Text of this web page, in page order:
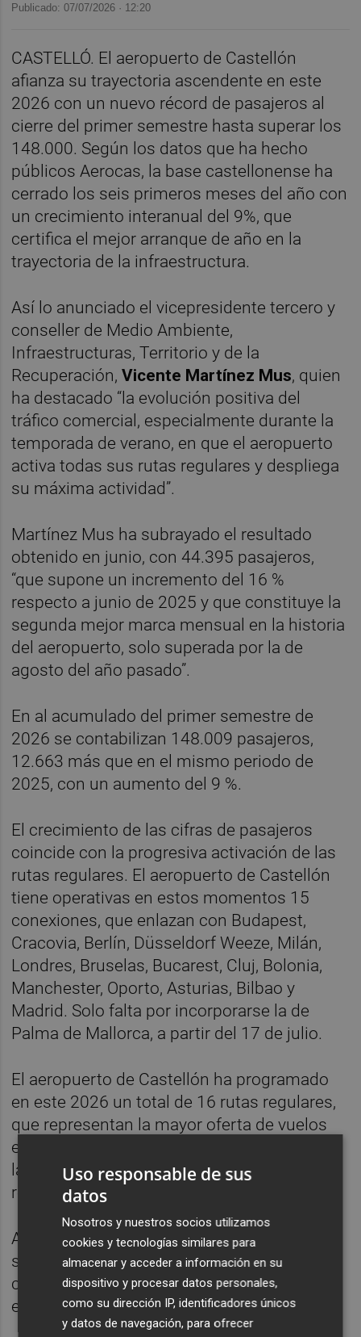
Publicado: 07/07/2026 · 12:20
CASTELLÓ. El aeropuerto de Castellón
afianza su trayectoria ascendente en este
2026 con un nuevo récord de pasajeros al
cierre del primer semestre hasta superar los
148.000. Según los datos que ha hecho
públicos Aerocas, la base castellonense ha
cerrado los seis primeros meses del año con
un crecimiento interanual del 9%, que
certifica el mejor arranque de año en la
trayectoria de la infraestructura.
Así lo anunciado el vicepresidente tercero y
conseller de Medio Ambiente,
Infraestructuras, Territorio y de la
Recuperación,Vicente Martínez Mus, quien
ha destacado “la evolución positiva del
tráfico comercial, especialmente durante la
temporada de verano, en que el aeropuerto
activa todas sus rutas regulares y despliega
su máxima actividad”.
Martínez Mus ha subrayado el resultado
obtenido en junio, con 44.395 pasajeros,
“que supone un incremento del 16 %
respecto a junio de 2025 y que constituye la
segunda mejor marca mensual en la historia
del aeropuerto, solo superada por la de
agosto del año pasado”.
En al acumulado del primer semestre de
2026 se contabilizan 148.009 pasajeros,
12.663 más que en el mismo periodo de
2025, con un aumento del 9 %.
El crecimiento de las cifras de pasajeros
coincide con la progresiva activación de las
rutas regulares. El aeropuerto de Castellón
tiene operativas en estos momentos 15
conexiones, que enlazan con Budapest,
Cracovia, Berlín, Düsseldorf Weeze, Milán,
Londres, Bruselas, Bucarest, Cluj, Bolonia,
Manchester, Oporto, Asturias, Bilbao y
Madrid. Solo falta por incorporarse la de
Palma de Mallorca, a partir del 17 de julio.
El aeropuerto de Castellón ha programado
en este 2026 un total de 16 rutas regulares,
que representan la mayor oferta de vuelos
en la trayectoria de la infraestructura. A lo
largo del año hay previstos 2.400 vuelos
regulares con una oferta de 400.000 plazas.
Además, el aeropuerto acoge entre junio y
septiembre una operativa chárter para
canalizar la llegada de hasta 2.700 turistas
eslovacos.
Uso responsable de sus
datos
Nosotros y nuestros socios utilizamos
cookies y tecnologías similares para
almacenar y acceder a información en su
dispositivo y procesar datos personales,
como su dirección IP, identificadores únicos
y datos de navegación, para ofrecer